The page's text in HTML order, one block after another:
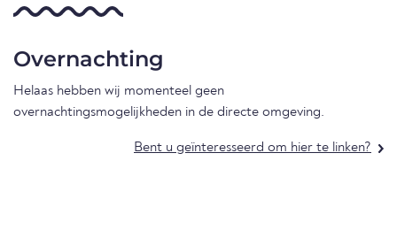
Overnachting
Helaas hebben wij momenteel geen
overnachtingsmogelijkheden in de directe omgeving.
Bent u geïnteresseerd om hier te linken?